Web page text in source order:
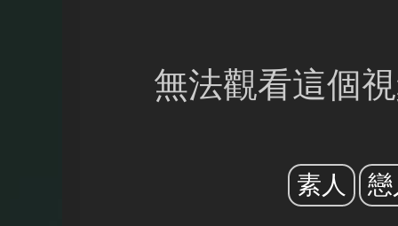
無法觀看這個
素人 戀